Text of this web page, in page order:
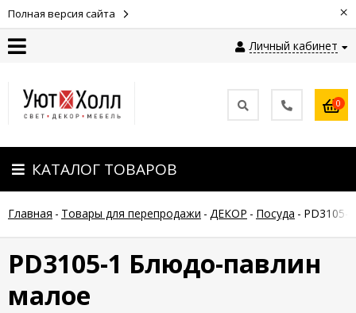
Полная версия сайта ×
Личный кабинет
Оплата
Доставка
Гарантия
возврат
Новости
0
КАТАЛОГ ТОВАРОВ
Главная - Товары для перепродажи - ДЕКОР - Посуда - PD3105-
PD3105-1 Блюдо-павлин
малое